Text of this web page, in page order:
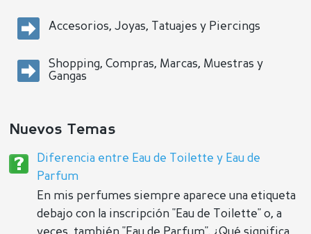
Accesorios, Joyas, Tatuajes y Piercings
Shopping, Compras, Marcas, Muestras y
Gangas
Nuevos Temas
Diferencia entre Eau de Toilette y Eau de
Parfum
En mis perfumes siempre aparece una etiqueta
debajo con la inscripción "Eau de Toilette" o, a